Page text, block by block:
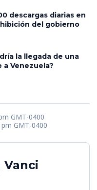
descargas diarias en
del gobierno
la llegada de una
Venezuela?
GMT-0400
GMT-0400
Vanci